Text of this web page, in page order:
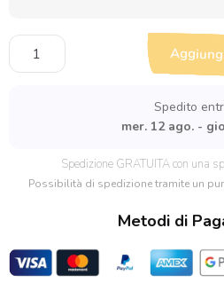
Sagoma
in
Spedito
mer. 12 ago. -
Spedizione GRATUITA con una
Possibilità di spedizione tramite un
Metodi di